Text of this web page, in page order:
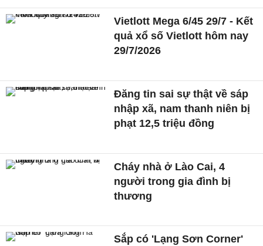
Vietlott Mega 6/45 29/7 - Kết
quả xổ số Vietlott hôm nay
29/7/2026
Đăng tin sai sự thật về sáp
nhập xã, nam thanh niên bị
phạt 12,5 triệu đồng
Cháy nhà ở Lào Cai, 4
người trong gia đình bị
thương
Sắp có 'Lạng Sơn Corner'